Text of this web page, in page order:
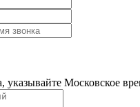
указывайте Московское